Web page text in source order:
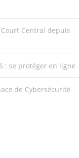
Central depuis
: se protéger en ligne
de Cybersécurité